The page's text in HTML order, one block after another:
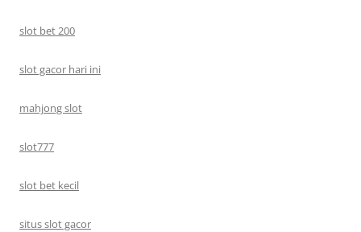
slot bet 200
slot gacor hari ini
mahjong slot
slot777
slot bet kecil
situs slot gacor